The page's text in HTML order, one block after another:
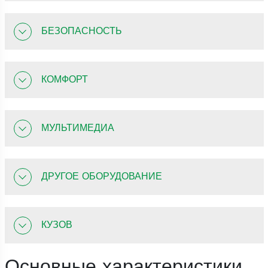
БЕЗОПАСНОСТЬ
КОМФОРТ
МУЛЬТИМЕДИА
ДРУГОЕ ОБОРУДОВАНИЕ
КУЗОВ